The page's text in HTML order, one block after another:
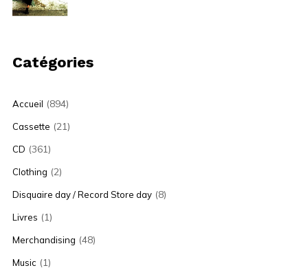
Catégories
Accueil (894)
Cassette (21)
CD (361)
Clothing (2)
Disquaire day / Record Store day (8)
Livres (1)
Merchandising (48)
Music (1)